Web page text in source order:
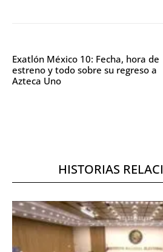
Exatlón México 10: Fecha, hora de
estreno y todo sobre su regreso a
Azteca Uno
HISTORIAS